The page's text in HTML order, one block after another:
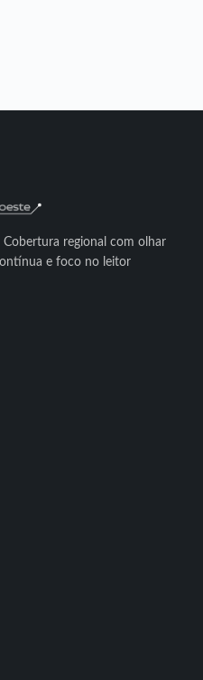
regional com olhar
e foco no leitor